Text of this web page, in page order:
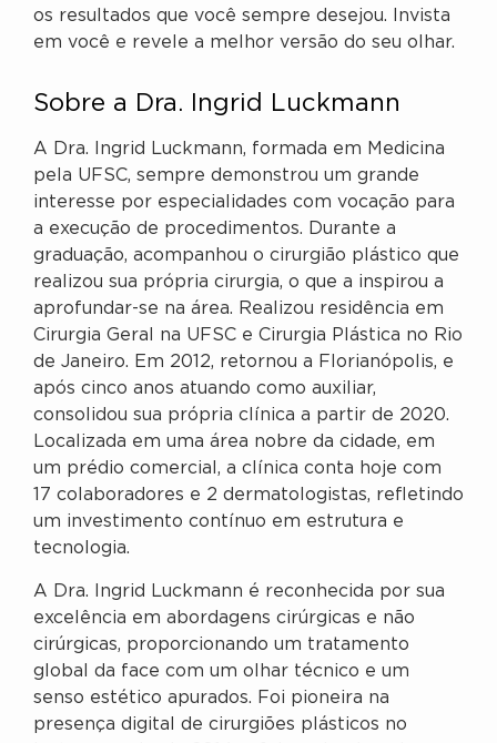
os resultados que você sempre desejou. Invista
em você e revele a melhor versão do seu olhar.
Sobre a Dra. Ingrid Luckmann
A Dra. Ingrid Luckmann, formada em Medicina
pela UFSC, sempre demonstrou um grande
interesse por especialidades com vocação para
a execução de procedimentos. Durante a
graduação, acompanhou o cirurgião plástico que
realizou sua própria cirurgia, o que a inspirou a
aprofundar-se na área. Realizou residência em
Cirurgia Geral na UFSC e Cirurgia Plástica no Rio
de Janeiro. Em 2012, retornou a Florianópolis, e
após cinco anos atuando como auxiliar,
consolidou sua própria clínica a partir de 2020.
Localizada em uma área nobre da cidade, em
um prédio comercial, a clínica conta hoje com
17 colaboradores e 2 dermatologistas, refletindo
um investimento contínuo em estrutura e
tecnologia.
A Dra. Ingrid Luckmann é reconhecida por sua
excelência em abordagens cirúrgicas e não
cirúrgicas, proporcionando um tratamento
global da face com um olhar técnico e um
senso estético apurados. Foi pioneira na
presença digital de cirurgiões plásticos no